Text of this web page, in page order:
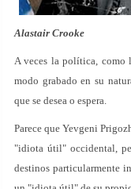
Alastair Crooke
A veces la política, como
modo grabado en su
que se desea o espera.
Parece que Yevgeni
"idiota útil" occidental,
destinos particularmente